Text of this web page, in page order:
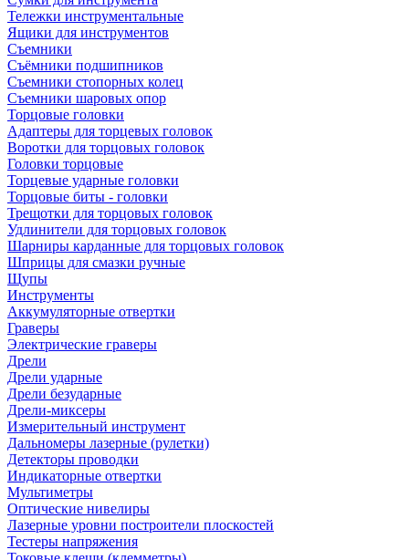
Тележки инструментальные
Ящики для инструментов
Съемники
Съёмники подшипников
Съемники стопорных колец
Съемники шаровых опор
Торцовые головки
Адаптеры для торцевых головок
Воротки для торцовых головок
Головки торцовые
Торцевые ударные головки
Торцовые биты - головки
Трещотки для торцовых головок
Удлинители для торцовых головок
Шарниры карданные для торцовых головок
Шприцы для смазки ручные
Щупы
Инструменты
Аккумуляторные отвертки
Граверы
Электрические граверы
Дрели
Дрели ударные
Дрели безударные
Дрели-миксеры
Измерительный инструмент
Дальномеры лазерные (рулетки)
Детекторы проводки
Индикаторные отвертки
Мультиметры
Оптические нивелиры
Лазерные уровни построители плоскостей
Тестеры напряжения